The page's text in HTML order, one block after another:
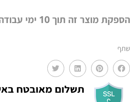
הספקת מוצר זה תוך 10 ימי עבודה
שתף